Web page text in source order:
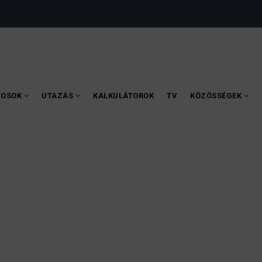
UTAZÁS KALKULÁTOROK TV KÖZÖSSÉGEK